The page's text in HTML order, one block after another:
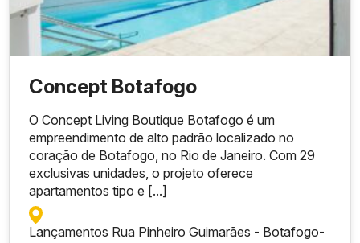
Concept Botafogo
O Concept Living Boutique Botafogo é um
empreendimento de alto padrão localizado no
coração de Botafogo, no Rio de Janeiro. Com 29
exclusivas unidades, o projeto oferece
apartamentos tipo e [...]
Lançamentos Rua Pinheiro Guimarães - Botafogo-